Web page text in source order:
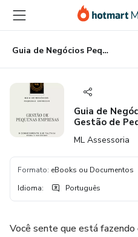
para
conteúdo
principal
para
pagamento
para
rodapé
Guia de Negócios Pequenas Empresas - Gestão de Pequenas Empresas
Guia de
Gestão de
ML Assessoria
Formato: eBooks ou Documentos
Idioma: Português
Você sente que está fazendo